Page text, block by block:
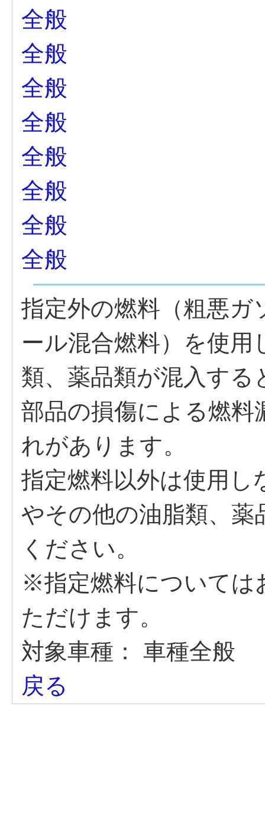
全般
全般
全般
全般
全般
全般
全般
全般
指定外の燃料（粗悪ガ
ール混合燃料）を使
類、薬品類が混入す
部品の損傷による燃
れがあります。
指定燃料以外は使用
やその他の油脂類、
ください。
※指定燃料については
ただけます。
対象車種：
車種全般
戻る